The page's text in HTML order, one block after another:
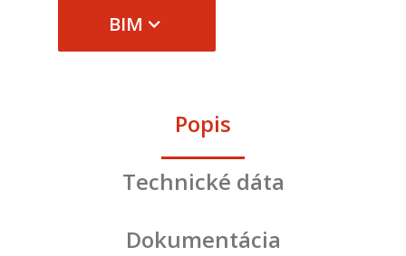
BIM
Popis
Technické dáta
Dokumentácia